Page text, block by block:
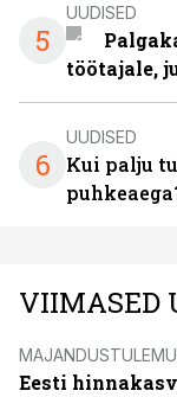
5
UUDISED
töötajale,
6
UUDISED
Kui palju
VIIMASED
Eesti